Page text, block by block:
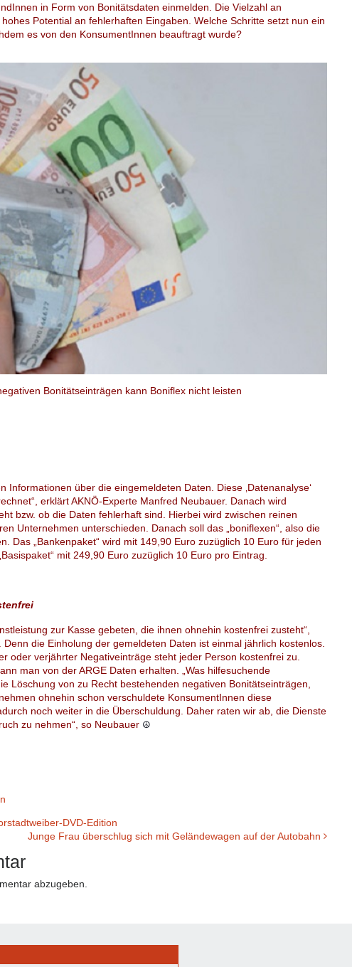
in Form von Bonitätsdaten einmelden. Die Vielzahl an
Potential an fehlerhaften Eingaben. Welche Schritte setzt nun ein
es von den KonsumentInnen beauftragt wurde?
Bonitätseinträgen kann Boniflex nicht leisten
Informationen über die eingemeldeten Daten. Diese ‚Datenanalyse‘
erklärt AKNÖ-Experte Manfred Neubauer. Danach wird
bzw. ob die Daten fehlerhaft sind. Hierbei wird zwischen reinen
Unternehmen unterschieden. Danach soll das „boniflexen“, also die
Das „Bankenpaket“ wird mit 149,90 Euro zuzüglich 10 Euro für jeden
mit 249,90 Euro zuzüglich 10 Euro pro Eintrag.
zur Kasse gebeten, die ihnen ohnehin kostenfrei zusteht“,
die Einholung der gemeldeten Daten ist einmal jährlich kostenlos.
oder verjährter Negativeinträge steht jeder Person kostenfrei zu.
man von der ARGE Daten erhalten.
Was hilfesuchende
Löschung von zu Recht bestehenden negativen Bonitätseinträgen,
ohnehin schon verschuldete KonsumentInnen diese
noch weiter in die Überschuldung. Daher raten wir ab, die Dienste
zu nehmen“, so Neubauer ☮
DVD-Edition
Junge Frau überschlug sich mit Geländewagen auf der Autobahn
abzugeben.